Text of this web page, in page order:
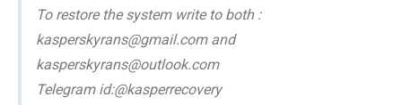
To restore the system write to both :
kasperskyrans@gmail.com and
kasperskyrans@outlook.com
Telegram id:@kasperrecovery